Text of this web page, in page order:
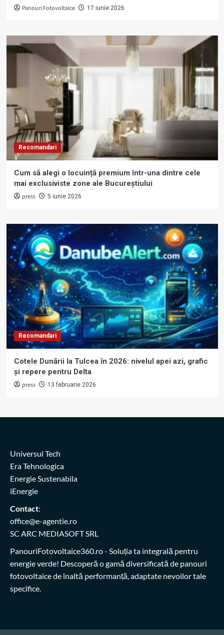
Panouri Fotovoltaice 17 iunie 2026
Recomandari
Cum să alegi o locuință premium într-una dintre cele
mai exclusiviste zone ale Bucureștiului
press 5 iunie 2026
Recomandari
Cotele Dunării la Tulcea în 2026: nivelul apei azi, grafic
și repere pentru Delta
press 13 februarie 2026
Universul Tech
Era Tehnologica
Energie Sustenabila
iEnergie
Contact:
office@e-agentie.ro
SC ARC MEDIASOFT SRL
PanouriFotovoltaice360.ro- Soluția ta integrală pentru
energie verde! Descoperă o gamă diversificată de panouri
fotovoltaice de înaltă performanță, adaptate nevoilor tale
specifice.